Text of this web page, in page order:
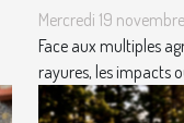
Mercredi 19
Face aux multiples
rayures, les impacts